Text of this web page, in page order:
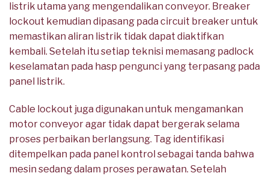
listrik utama yang mengendalikan conveyor. Breaker
lockout kemudian dipasang pada circuit breaker untuk
memastikan aliran listrik tidak dapat diaktifkan
kembali. Setelah itu setiap teknisi memasang padlock
keselamatan pada hasp pengunci yang terpasang pada
panel listrik.
Cable lockout juga digunakan untuk mengamankan
motor conveyor agar tidak dapat bergerak selama
proses perbaikan berlangsung. Tag identifikasi
ditempelkan pada panel kontrol sebagai tanda bahwa
mesin sedang dalam proses perawatan. Setelah